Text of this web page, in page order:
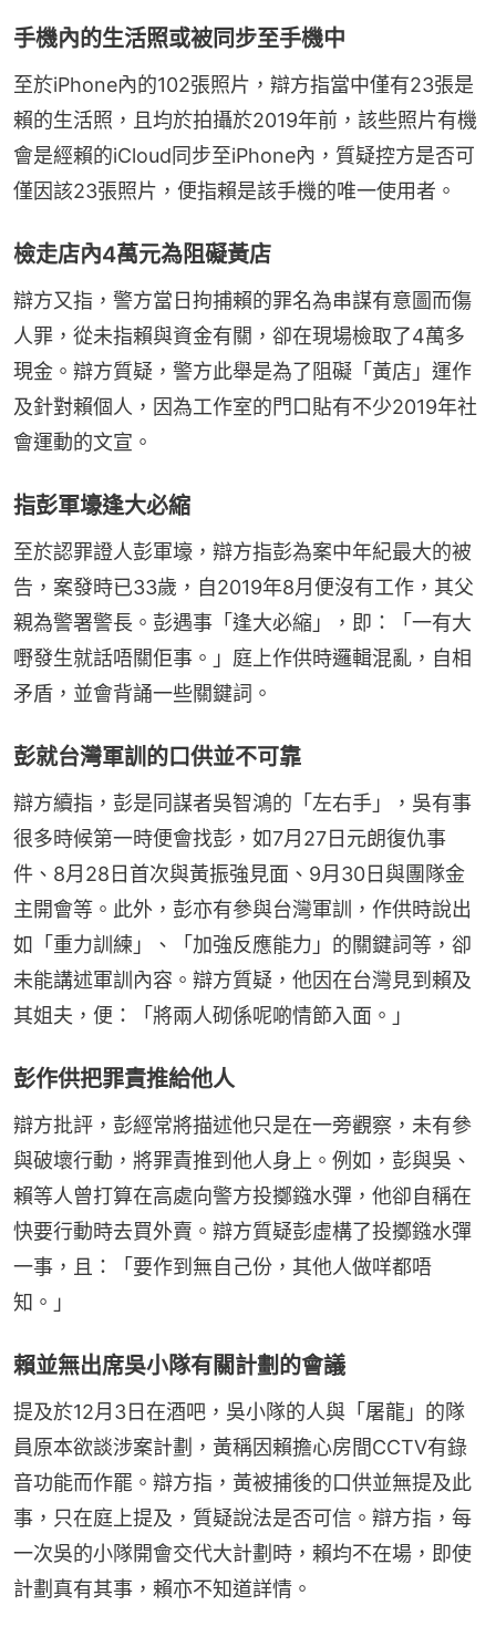
手機內的生活照或被同步至手機中
至於iPhone內的102張照片，辯方指當中僅有23張是
賴的生活照，且均於拍攝於2019年前，該些照片有機
會是經賴的iCloud同步至iPhone內，質疑控方是否可
僅因該23張照片，便指賴是該手機的唯一使用者。
檢走店內4萬元為阻礙黃店
辯方又指，警方當日拘捕賴的罪名為串謀有意圖而傷
人罪，從未指賴與資金有關，卻在現場檢取了4萬多
現金。辯方質疑，警方此舉是為了阻礙「黃店」運作
及針對賴個人，因為工作室的門口貼有不少2019年社
會運動的文宣。
指彭軍壕逢大必縮
至於認罪證人彭軍壕，辯方指彭為案中年紀最大的被
告，案發時已33歲，自2019年8月便沒有工作，其父
親為警署警長。彭遇事「逢大必縮」，即：「一有大
嘢發生就話唔關佢事。」庭上作供時邏輯混亂，自相
矛盾，並會背誦一些關鍵詞。
彭就台灣軍訓的口供並不可靠
辯方續指，彭是同謀者吳智鴻的「左右手」，吳有事
很多時候第一時便會找彭，如7月27日元朗復仇事
件、8月28日首次與黃振強見面、9月30日與團隊金
主開會等。此外，彭亦有參與台灣軍訓，作供時說出
如「重力訓練」、「加強反應能力」的關鍵詞等，卻
未能講述軍訓內容。辯方質疑，他因在台灣見到賴及
其姐夫，便：「將兩人砌係呢啲情節入面。」
彭作供把罪責推給他人
辯方批評，彭經常將描述他只是在一旁觀察，未有參
與破壞行動，將罪責推到他人身上。例如，彭與吳、
賴等人曾打算在高處向警方投擲鏹水彈，他卻自稱在
快要行動時去買外賣。辯方質疑彭虛構了投擲鏹水彈
一事，且：「要作到無自己份，其他人做咩都唔
知。」
賴並無出席吳小隊有關計劃的會議
提及於12月3日在酒吧，吳小隊的人與「屠龍」的隊
員原本欲談涉案計劃，黃稱因賴擔心房間CCTV有錄
音功能而作罷。辯方指，黃被捕後的口供並無提及此
事，只在庭上提及，質疑說法是否可信。辯方指，每
一次吳的小隊開會交代大計劃時，賴均不在場，即使
計劃真有其事，賴亦不知道詳情。